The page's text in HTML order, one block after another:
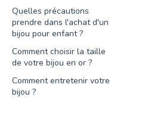
Quelles précautions
prendre dans l'achat d'un
bijou pour enfant ?
Comment choisir la taille
de votre bijou en or ?
Comment entretenir votre
bijou ?